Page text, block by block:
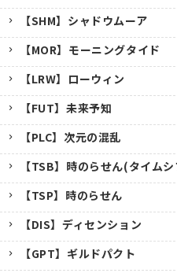
【SHM】シャドウムーア
【MOR】モーニングタイド
【LRW】ローウィン
【FUT】未来予知
【PLC】次元の混乱
【TSB】時のらせん(タイム
【TSP】時のらせん
【DIS】ディセンション
【GPT】ギルドパクト